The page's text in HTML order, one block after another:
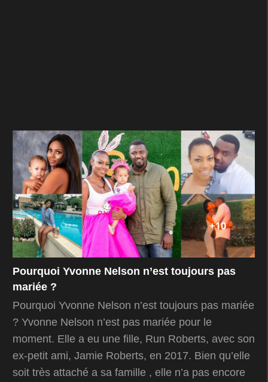
Pourquoi Yvonne Nelson n’est toujours pas
mariée ?
Pourquoi Yvonne Nelson n’est toujours pas mariée
? Yvonne Nelson n’est pas mariée pour le
moment. Elle a eu une fille, Run Roberts, avec son
ex-petit ami, Jamie Roberts, en 2017. Bien qu’elle
soit très attaché a sa famille , elle n’a pas encore